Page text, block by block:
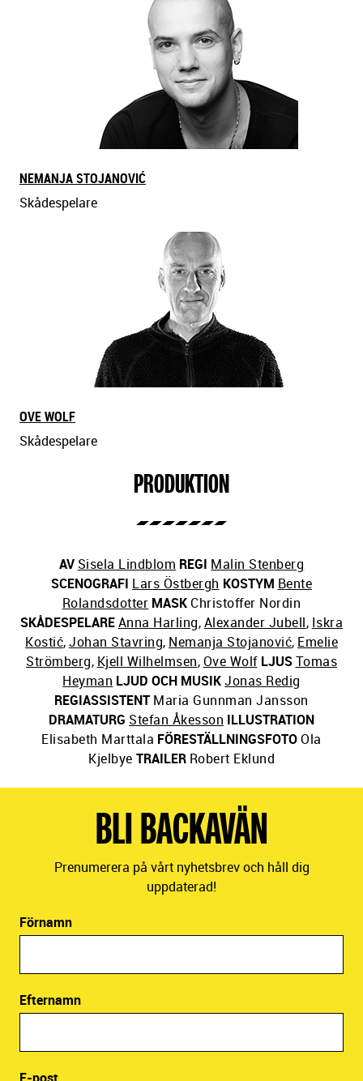
NEMANJA STOJANOVIĆ
Skådespelare
OVE WOLF
Skådespelare
PRODUKTION
AV Sisela Lindblom REGI Malin Stenberg
SCENOGRAFI Lars Östbergh KOSTYM Bente
Rolandsdotter MASK Christoffer Nordin
SKÅDESPELAREAnna Harling,Alexander Jubell, Iskra
Kostić,Johan Stavring, Nemanja Stojanović, Emelie
Strömberg, Kjell Wilhelmsen,Ove Wolf LJUS Tomas
Heyman LJUD OCH MUSIKJonas Redig
REGIASSISTENT Maria Gunnman Jansson
DRAMATURG Stefan Åkesson ILLUSTRATION
Elisabeth Marttala FÖRESTÄLLNINGSFOTOOla
Kjelbye TRAILER Robert Eklund
BLI BACKAVÄN
Prenumerera på vårt nyhetsbrev och håll dig
uppdaterad!
Förnamn
Efternamn